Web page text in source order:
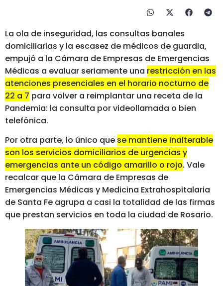
La ola de inseguridad, las consultas banales
domiciliarias y la escasez de médicos de guardia,
empujó a la Cámara de Empresas de Emergencias
Médicas a evaluar seriamente una restricción en las
atenciones presenciales en el horario nocturno de
22 a 7 para volver a reimplantar una receta de la
Pandemia: la consulta por videollamada o bien
telefónica.
Por otra parte, lo único que se mantiene inalterable
son los servicios domiciliarios de urgencias y
emergencias ante un código amarillo o rojo. Vale
recalcar que la Cámara de Empresas de
Emergencias Médicas y Medicina Extrahospitalaria
de Santa Fe agrupa a casi la totalidad de las firmas
que prestan servicios en toda la ciudad de Rosario.